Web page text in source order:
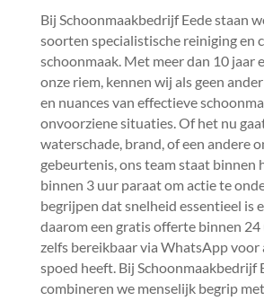
Bij Schoonmaakbedrijf Eede staan
soorten specialistische reiniging en
schoonmaak.​ Met meer dan 10 jaar
onze riem, kennen wij als geen
en nuances van effectieve
onvoorziene situaties.​ Of het nu
waterschade, brand, of een andere
gebeurtenis, ons team staat binnen
binnen 3 uur paraat om actie te
begrijpen dat snelheid essentieel is
daarom een gratis offerte binnen 24
zelfs bereikbaar via WhatsApp voor
spoed heeft.​ Bij Schoonmaakbedrijf
combineren we menselijk begrip